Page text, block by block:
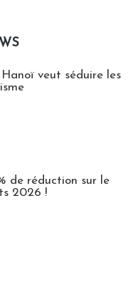
veut séduire les
de réduction sur le
2026 !